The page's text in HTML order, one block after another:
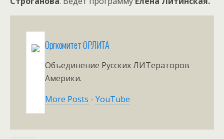
Оргкомитет ОРЛИТА
Объединение Русских ЛИТераторов
Америки.
More Posts - YouTube